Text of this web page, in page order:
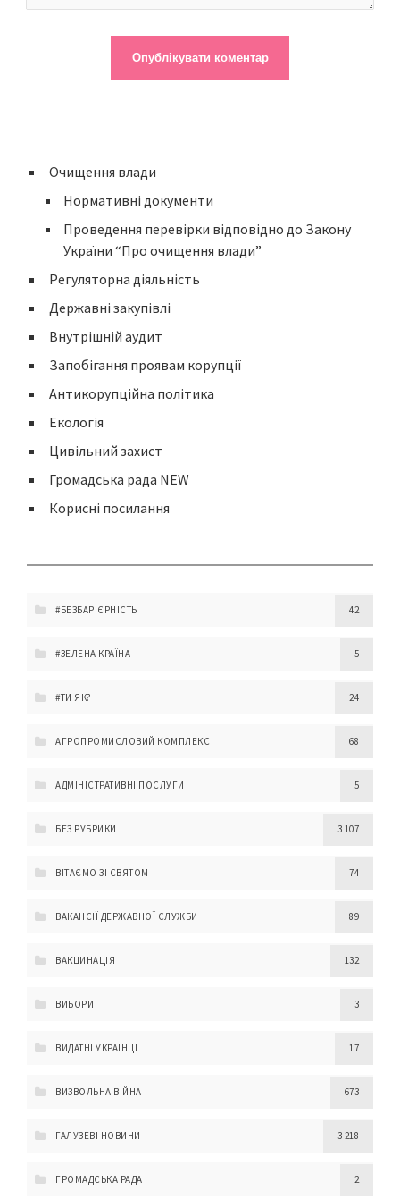
Очищення влади
Нормативні документи
Проведення перевірки відповідно до Закону
України “Про очищення влади”
Регуляторна діяльність
Державні закупівлі
Внутрішній аудит
Запобігання проявам корупції
Антикорупційна політика
Екологія
Цивільний захист
Громадська рада NEW
Корисні посилання
#БЕЗБАР'ЄРНІСТЬ 42
#ЗЕЛЕНА КРАЇНА 5
#ТИ ЯК? 24
АГРОПРОМИСЛОВИЙ КОМПЛЕКС 68
АДМІНІСТРАТИВНІ ПОСЛУГИ 5
БЕЗ РУБРИКИ 3 107
ВІТАЄМО ЗІ СВЯТОМ 74
ВАКАНСІЇ ДЕРЖАВНОЇ СЛУЖБИ 89
ВАКЦИНАЦІЯ 132
ВИБОРИ 3
ВИДАТНІ УКРАЇНЦІ 17
ВИЗВОЛЬНА ВІЙНА 673
ГАЛУЗЕВІ НОВИНИ 3 218
ГРОМАДСЬКА РАДА 2